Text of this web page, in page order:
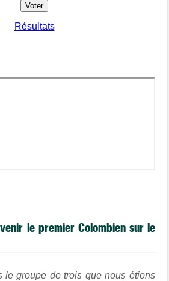
Résultats
le premier Colombien sur le
le groupe de trois que nous étions